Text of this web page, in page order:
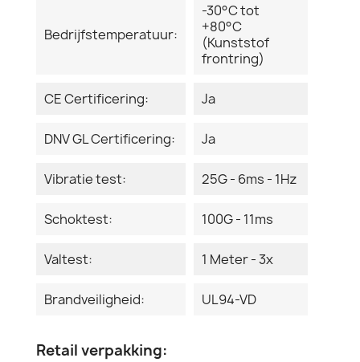
Bedrijfstemperatuur:
-30°C tot
+80°C
(Kunststof
frontring)
CE Certificering: Ja
DNV GL Certificering: Ja
Vibratie test: 25G - 6ms - 1Hz
Schoktest: 100G - 11ms
Valtest: 1 Meter - 3x
Brandveiligheid: UL94-VD
Retail verpakking: